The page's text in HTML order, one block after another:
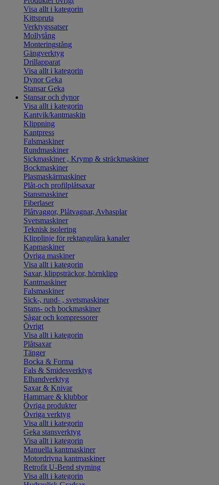
Visa allt i kategorin
Kittspruta
Verktygssatser
Mollytång
Monteringstång
Gängverktyg
Drillapparat
Visa allt i kategorin
Dynor Geka
Stansar Geka
Stansar och dynor
Visa allt i kategorin
Kantvik/kantmaskin
Klippning
Kantpress
Falsmaskiner
Rundmaskiner
Sickmaskiner , Krymp & sträckmaskiner
Bockmaskiner
Plasmaskärmaskiner
Plåt-och profilplåtsaxar
Stansmaskiner
Fiberlaser
Plåtvaggor, Plåtvagnar, Avhasplar
Svetsmaskiner
Teknisk isolering
Klipplinje för rektangulära kanaler
Kapmaskiner
Övriga maskiner
Visa allt i kategorin
Saxar, klippsträckor, hörnklipp
Kantmaskiner
Falsmaskiner
Sick-, rund- , svetsmaskiner
Stans- och bockmaskiner
Sågar och kompressorer
Övrigt
Visa allt i kategorin
Plåtsaxar
Tänger
Bocka & Forma
Fals & Smidesverktyg
Elhandverktyg
Saxar & Knivar
Hammare & klubbor
Övriga produkter
Övriga verktyg
Visa allt i kategorin
Geka stansverktyg
Visa allt i kategorin
Manuella kantmaskiner
Motordrivna kantmaskiner
Retrofit U-Bend styrning
Visa allt i kategorin